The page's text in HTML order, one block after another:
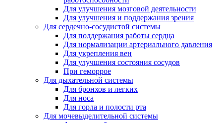
Для улучшения мозговой деятельности
Для улучшения и поддержания зрения
Для сердечно-сосудистой системы
Для поддержания работы сердца
Для нормализации артериального давления
Для укрепления вен
Для улучшения состояния сосудов
При геморрое
Для дыхательной системы
Для бронхов и легких
Для носа
Для горла и полости рта
Для мочевыделительной системы